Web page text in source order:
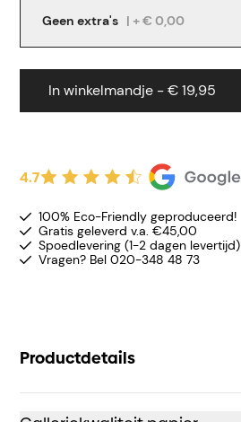
Geen extra's | + € 0,00
In winkelmandje - € 19,95
4.7
100% Eco-Friendly geproduceerd!
Gratis geleverd v.a. €45,00
Spoedlevering (1-2 dagen levertijd)
Vragen? Bel 020-348 48 73
Productdetails